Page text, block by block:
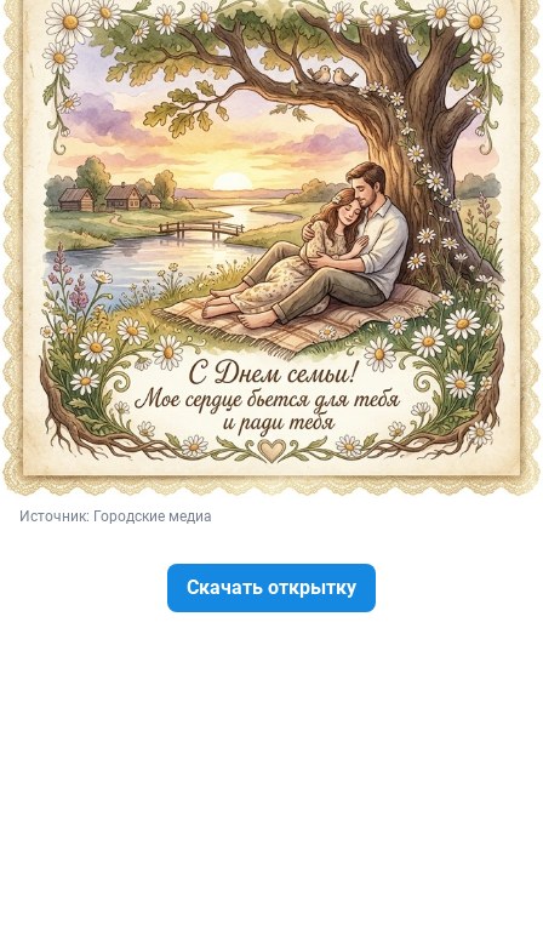
Источник: Городские медиа
Скачать открытку